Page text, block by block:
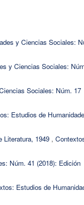
y Ciencias Sociales:
y Ciencias Sociales:
Sociales: Núm. 17
Estudios de
Literatura, 1949 ,
Núm. 41 (2018): Edición
Estudios de